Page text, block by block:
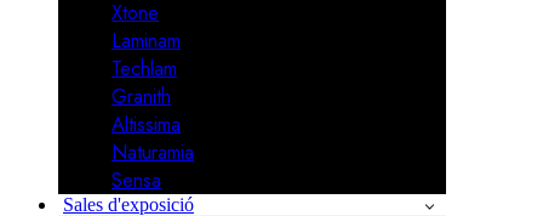
Xtone
Laminam
Techlam
Granith
Altissima
Naturamia
Sensa
Sales d'exposició